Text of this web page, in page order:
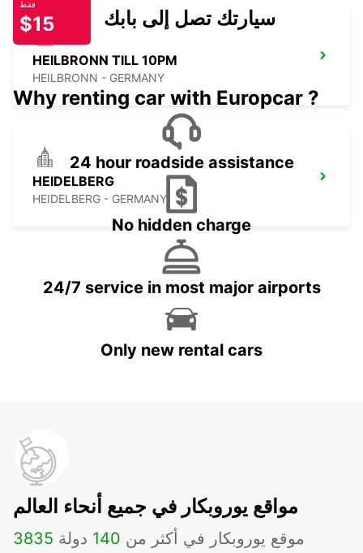
HEILBRONN TILL 10PM
HEILBRONN - GERMANY
HEIDELBERG
HEIDELBERG - GERMANY
فقط
$15 سيارتك تصل إلى بابك
Why renting car with Europcar ?
24 hour roadside assistance
No hidden charge
24/7 service in most major airports
Only new rental cars
مواقع يوروبكار في جميع أنحاء العالم
3835 موقع يوروبكار في أكثر من 140 دولة